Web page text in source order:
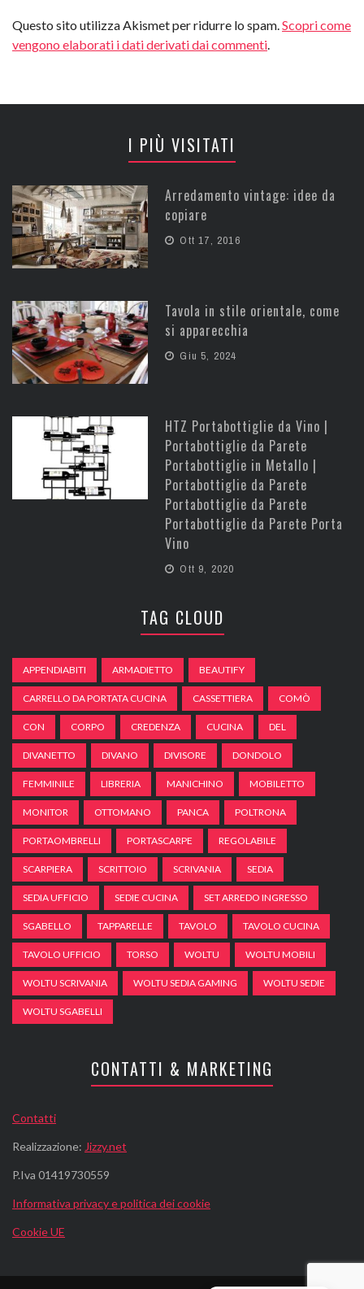
Questo sito utilizza Akismet per ridurre lo spam.Scopri come
vengono elaborati i dati derivati dai commenti.
I PIÙ VISITATI
Arredamento vintage: idee da
copiare
Ott 17, 2016
Tavola in stile orientale, come
si apparecchia
Giu 5, 2024
HTZ Portabottiglie da Vino |
Portabottiglie da Parete
Portabottiglie in Metallo |
Portabottiglie da Parete
Portabottiglie da Parete
Portabottiglie da Parete Porta
Vino
Ott 9, 2020
TAG CLOUD
APPENDIABITI ARMADIETTO BEAUTIFY
CARRELLO DA PORTATA CUCINA CASSETTIERA COMÒ
CON CORPO CREDENZA CUCINA DEL
DIVANETTO DIVANO DIVISORE DONDOLO
FEMMINILE LIBRERIA MANICHINO MOBILETTO
MONITOR OTTOMANO PANCA POLTRONA
PORTAOMBRELLI PORTASCARPE REGOLABILE
SCARPIERA SCRITTOIO SCRIVANIA SEDIA
SEDIA UFFICIO SEDIE CUCINA SET ARREDO INGRESSO
SGABELLO TAPPARELLE TAVOLO TAVOLO CUCINA
TAVOLO UFFICIO TORSO WOLTU WOLTU MOBILI
WOLTU SCRIVANIA WOLTU SEDIA GAMING WOLTU SEDIE
WOLTU SGABELLI
CONTATTI & MARKETING
Contatti
Realizzazione: Jizzy.net
P.Iva 01419730559
Informativa privacy e politica dei cookie
Cookie UE